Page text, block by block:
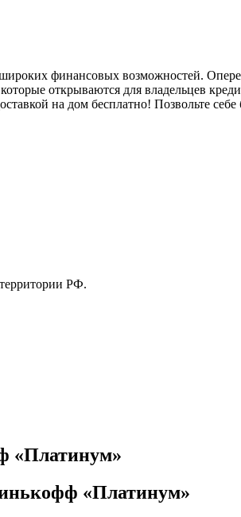
финансовых возможностей.
открываются для владельцев
на дом бесплатно! Позвольте
РФ.
«Платинум»
«Платинум»